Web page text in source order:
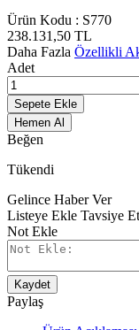
Ürün Kodu : S770
238.131,50 TL
Daha Fazla Özellikli
Adet
Sepete Ekle
Hemen Al
Beğen
Tükendi
Gelince Haber Ver
Listeye Ekle Tavsiye Et
Not Ekle
Kaydet
Paylaş